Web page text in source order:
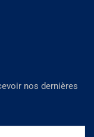
nos dernières